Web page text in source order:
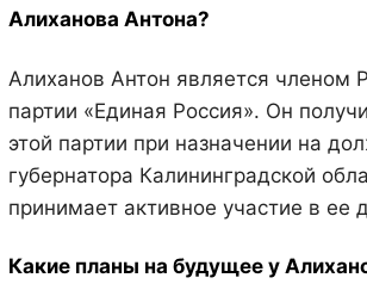
Алиханова Антона?
Алиханов Антон является членом
партии «Единая Россия». Он
этой партии при назначении на
губернатора Калининградской
принимает активное участие в ее
Какие планы на будущее у